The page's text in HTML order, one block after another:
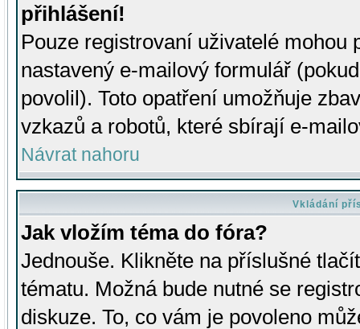
přihlášení!
Pouze registrovaní uživatelé mohou
nastavený e-mailový formulář
povolil). Toto opatření umožňuje
vzkazů a robotů, které sbírají e-
Návrat nahoru
Vkládání
Jak vložím téma do fóra?
Jednouše. Klikněte na příslušné
tématu. Možná bude nutné se
diskuze. To, co vám je povoleno